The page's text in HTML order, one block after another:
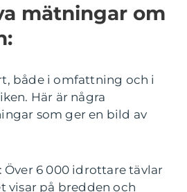
mätningar om
både i omfattning och i
Här är några
som ger en bild av
Över 6 000 idrottare tävlar
visar på bredden och